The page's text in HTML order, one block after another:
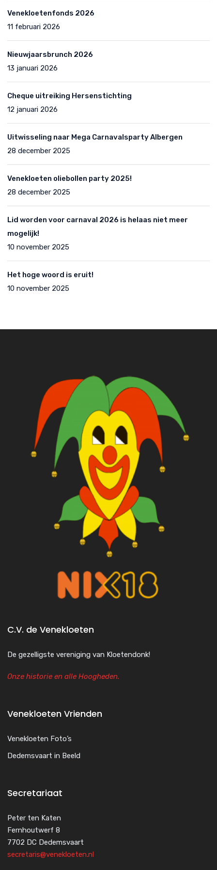
Venekloetenfonds 2026
11 februari 2026
Nieuwjaarsbrunch 2026
13 januari 2026
Cheque uitreiking Hersenstichting
12 januari 2026
Uitwisseling naar Mega Carnavalsparty Albergen
28 december 2025
Venekloeten oliebollen party 2025!
28 december 2025
Lid worden voor carnaval 2026 is helaas niet meer
mogelijk!
10 november 2025
Het hoge woord is eruit!
10 november 2025
C.V. de Venekloeten
De gezelligste vereniging van Kloetendonk!
Onze historie en alle Hoogheden.
Venekloeten Vrienden
Venekloeten Foto’s
Dedemsvaart in Beeld
Secretariaat
Peter ten Katen
Fernhoutwerf 8
7702 DC Dedemsvaart
secretaris@venekloeten.nl